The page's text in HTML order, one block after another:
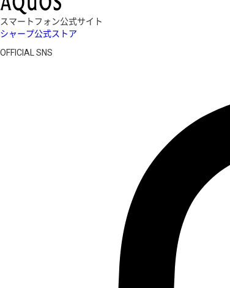
スマートフォン公式サイト
シャープ公式ストア
OFFICIAL SNS